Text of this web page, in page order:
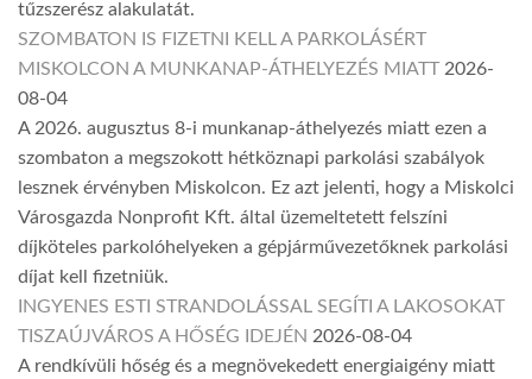
tűzszerész alakulatát.
SZOMBATON IS FIZETNI KELL A PARKOLÁSÉRT
MISKOLCON A MUNKANAP-ÁTHELYEZÉS MIATT 2026-
08-04
A 2026. augusztus 8-i munkanap-áthelyezés miatt ezen a
szombaton a megszokott hétköznapi parkolási szabályok
lesznek érvényben Miskolcon. Ez azt jelenti, hogy a Miskolci
Városgazda Nonprofit Kft. által üzemeltetett felszíni
díjköteles parkolóhelyeken a gépjárművezetőknek parkolási
díjat kell fizetniük.
INGYENES ESTI STRANDOLÁSSAL SEGÍTI A LAKOSOKAT
TISZAÚJVÁROS A HŐSÉG IDEJÉN 2026-08-04
A rendkívüli hőség és a megnövekedett energiaigény miatt